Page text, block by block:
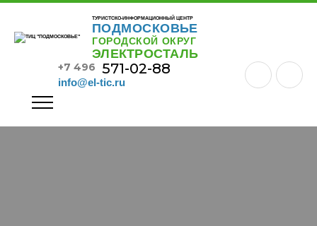
ТУРИСТСКО-ИНФОРМАЦИОННЫЙ ЦЕНТР
ПОДМОСКОВЬЕ
ГОРОДСКОЙ ОКРУГ
ЭЛЕКТРОСТАЛЬ
+7 496 571-02-88
info@el-tic.ru